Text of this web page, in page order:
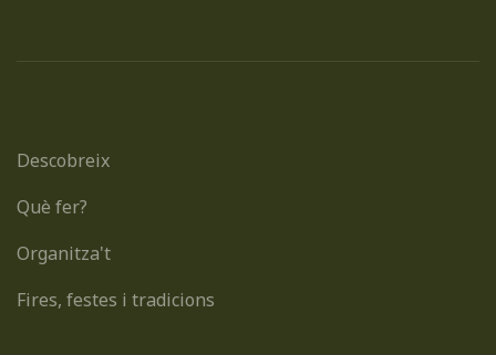
Descobreix
Què fer?
Organitza't
Fires, festes i tradicions